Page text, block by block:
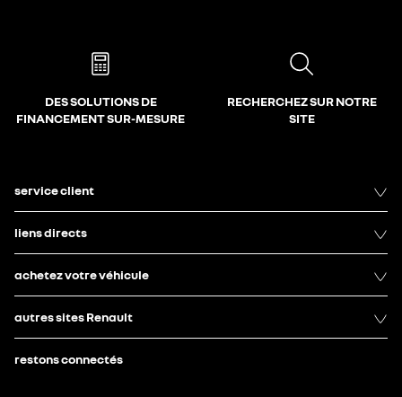
DES SOLUTIONS DE
FINANCEMENT SUR-MESURE
RECHERCHEZ SUR NOTRE
SITE
service client
liens directs
achetez votre véhicule
autres sites Renault
restons connectés